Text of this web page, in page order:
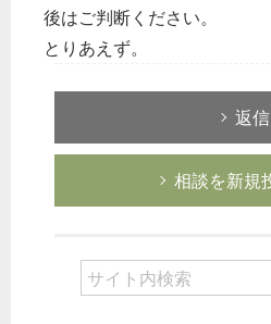
後はご判断ください。
とりあえず。
返信
相談を新規